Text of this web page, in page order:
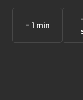
- 1 min